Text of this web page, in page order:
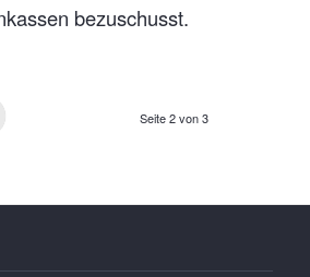
bezuschusst.
Seite 2 von 3